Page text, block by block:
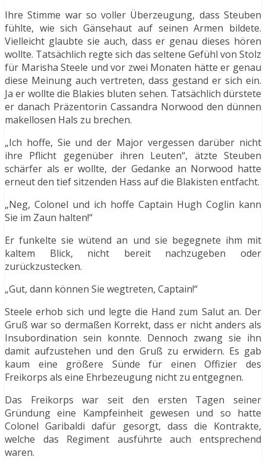
Ihre Stimme war so voller Überzeugung, dass Steuben
fühlte, wie sich Gänsehaut auf seinen Armen bildete.
Vielleicht glaubte sie auch, dass er genau dieses hören
wollte. Tatsächlich regte sich das seltene Gefühl von Stolz
für Marisha Steele und vor zwei Monaten hätte er genau
diese Meinung auch vertreten, dass gestand er sich ein.
Ja er wollte die Blakies bluten sehen. Tatsächlich dürstete
er danach Präzentorin Cassandra Norwood den dünnen
makellosen Hals zu brechen.
„Ich hoffe, Sie und der Major vergessen darüber nicht
ihre Pflicht gegenüber ihren Leuten“, ätzte Steuben
schärfer als er wollte, der Gedanke an Norwood hatte
erneut den tief sitzenden Hass auf die Blakisten entfacht.
„Neg, Colonel und ich hoffe Captain Hugh Coglin kann
Sie im Zaun halten!“
Er funkelte sie wütend an und sie begegnete ihm mit
kaltem Blick, nicht bereit nachzugeben oder
zurückzustecken.
„Gut, dann können Sie wegtreten, Captain!“
Steele erhob sich und legte die Hand zum Salut an. Der
Gruß war so dermaßen Korrekt, dass er nicht anders als
Insubordination sein konnte. Dennoch zwang sie ihn
damit aufzustehen und den Gruß zu erwidern. Es gab
kaum eine größere Sünde für einen Offizier des
Freikorps als eine Ehrbezeugung nicht zu entgegnen.
Das Freikorps war seit den ersten Tagen seiner
Gründung eine Kampfeinheit gewesen und so hatte
Colonel Garibaldi dafür gesorgt, dass die Kontrakte,
welche das Regiment ausführte auch entsprechend
waren.